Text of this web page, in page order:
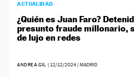
ACTUALIDAD
¿Quién es Juan Faro?
presunto fraude millonario,
de lujo en redes
ANDREA GIL | 12/12/2024| MADRID